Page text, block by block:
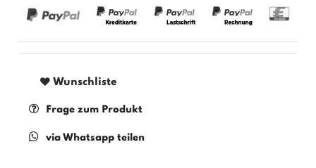
Wunschliste
Frage zum Produkt
via Whatsapp teilen